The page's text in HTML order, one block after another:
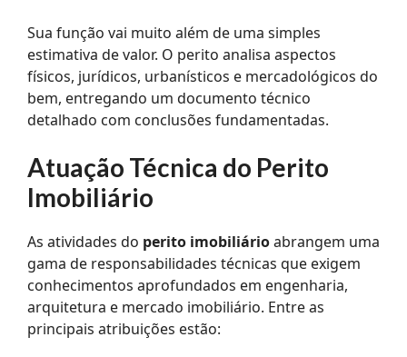
Sua função vai muito além de uma simples
estimativa de valor. O perito analisa aspectos
físicos, jurídicos, urbanísticos e mercadológicos do
bem, entregando um documento técnico
detalhado com conclusões fundamentadas.
Atuação Técnica do Perito
Imobiliário
As atividades do perito imobiliárioabrangem uma
gama de responsabilidades técnicas que exigem
conhecimentos aprofundados em engenharia,
arquitetura e mercado imobiliário. Entre as
principais atribuições estão: